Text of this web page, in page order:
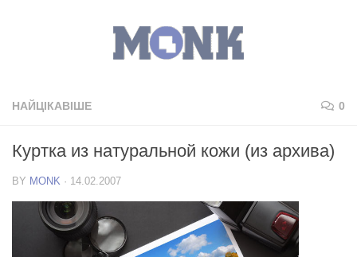
НАЙЦІКАВІШЕ 0
Куртка из натуральной кожи (из архива)
BY MONK · 14.02.2007